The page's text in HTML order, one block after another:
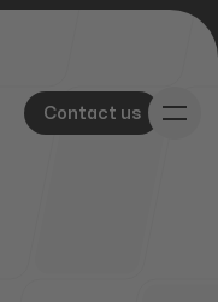
Contact us
Contact us